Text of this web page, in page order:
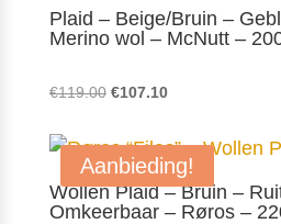
Plaid – Beige/Bruin –
Merino wol – McNutt –
€119.00 Oorspronkelijke
was:
€119.00.
€107.10Huidige
is:
€107.10.
Aanbieding!
Wollen Plaid – Bruin –
Omkeerbaar – Røros –